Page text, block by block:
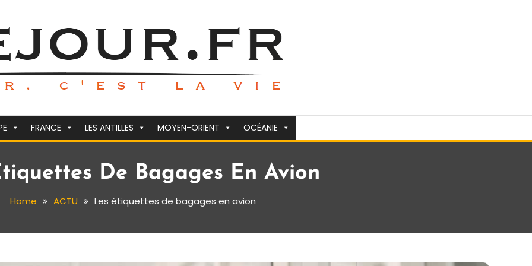
FRANCE LES ANTILLES MOYEN-ORIENT OCÉANIE
De Bagages En Avion
Home ACTU Les étiquettes de bagages en avion